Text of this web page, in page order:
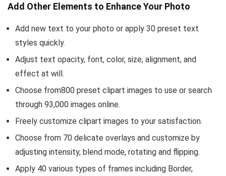
Add Other Elements to Enhance Your Photo
Add new text to your photo or apply 30 preset text
styles quickly.
Adjust text opacity, font, color, size, alignment, and
effect at will.
Choose from800 preset clipart images to use or search
through 93,000 images online.
Freely customize clipart images to your satisfaction.
Choose from 70 delicate overlays and customize by
adjusting intensity, blend mode, rotating and flipping.
Apply 40 various types of frames including Border,